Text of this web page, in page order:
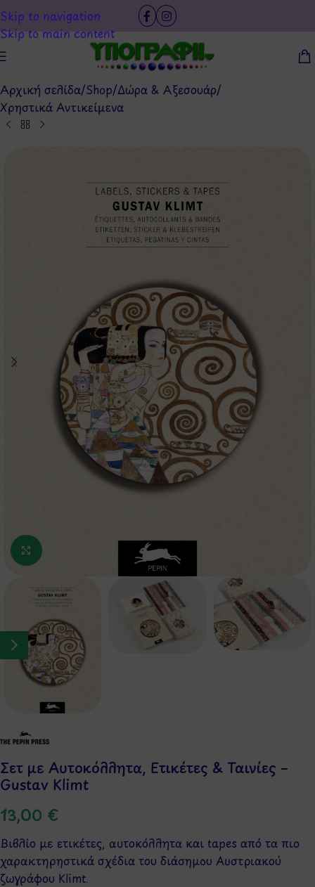
Skip to navigation
Skip to main content
Αρχική σελίδα/Shop/Δώρα & Αξεσουάρ/
Χρηστικά Αντικείμενα
Κάντε κλικ για μεγέθυνση
Σετ με Αυτοκόλλητα, Ετικέτες & Ταινίες –
Gustav Klimt
13,00 €
Βιβλίo με ετικέτες, αυτοκόλλητα και tapes από τα πιο
χαρακτηρηστικά σχέδια του διάσημου Αυστριακού
ζωγράφου Klimt.